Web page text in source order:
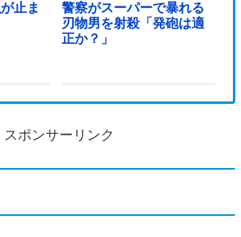
止ま
警察がスーパーで暴れる
刃物男を射殺「発砲は適
正か？」
スポンサーリンク